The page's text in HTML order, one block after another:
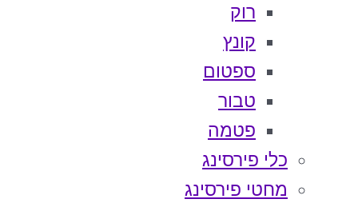
רוק
קונץ
ספטום
טבור
פטמה
כלי פירסינג
מחטי פירסינג